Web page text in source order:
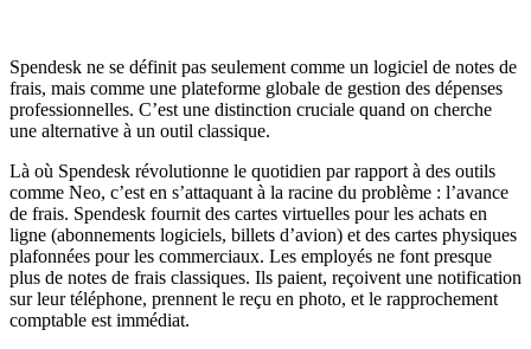
Spendesk ne se définit pas seulement comme un logiciel de notes de
frais, mais comme une plateforme globale de gestion des dépenses
professionnelles. C’est une distinction cruciale quand on cherche
une alternative à un outil classique.
Là où Spendesk révolutionne le quotidien par rapport à des outils
comme Neo, c’est en s’attaquant à la racine du problème : l’avance
de frais. Spendesk fournit des cartes virtuelles pour les achats en
ligne (abonnements logiciels, billets d’avion) et des cartes physiques
plafonnées pour les commerciaux. Les employés ne font presque
plus de notes de frais classiques. Ils paient, reçoivent une notification
sur leur téléphone, prennent le reçu en photo, et le rapprochement
comptable est immédiat.